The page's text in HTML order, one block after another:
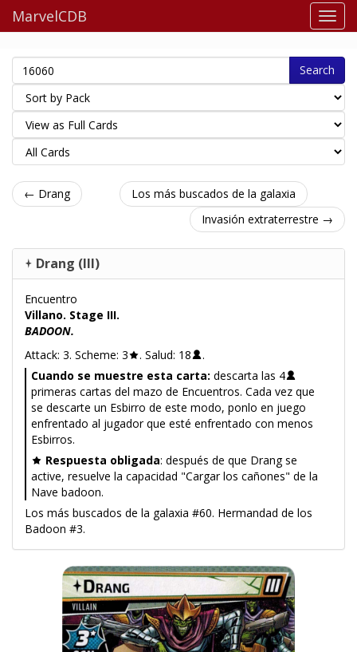
MarvelCDB
Search
← Drang
Los más buscados de la galaxia
Invasión extraterrestre →
Drang (III)
Encuentro
Villano. Stage III.
BADOON.
Attack: 3. Scheme: 3
. Salud: 18
.
Cuando se muestre esta carta: descarta las 4
primeras cartas del mazo de Encuentros. Cada vez que
se descarte un Esbirro de este modo, ponlo en juego
enfrentado al jugador que esté enfrentado con menos
Esbirros.
Respuesta obligada: después de que Drang se
active, resuelve la capacidad "Cargar los cañones" de la
Nave badoon.
Los más buscados de la galaxia #60. Hermandad de los
Badoon #3.